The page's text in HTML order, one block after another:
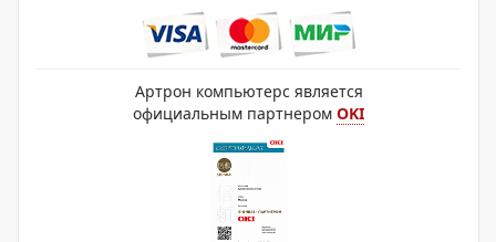
Артрон компьютерс является
официальным партнером OKI